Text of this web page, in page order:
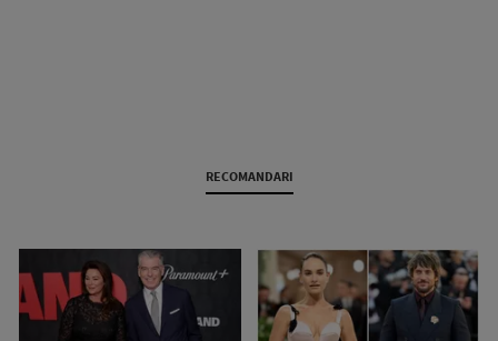
RECOMANDARI